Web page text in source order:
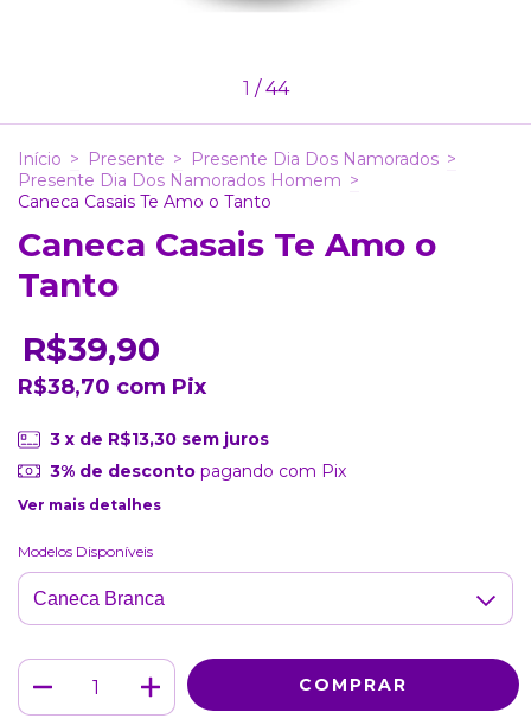
1 /44
Início > Presente > Presente Dia Dos Namorados >
Presente Dia Dos Namorados Homem >
Caneca Casais Te Amo o Tanto
Caneca Casais Te Amo o
Tanto
R$39,90
R$38,70 com Pix
3 x de R$13,30 sem juros
3% de descontopagando com Pix
Ver mais detalhes
Modelos Disponíveis